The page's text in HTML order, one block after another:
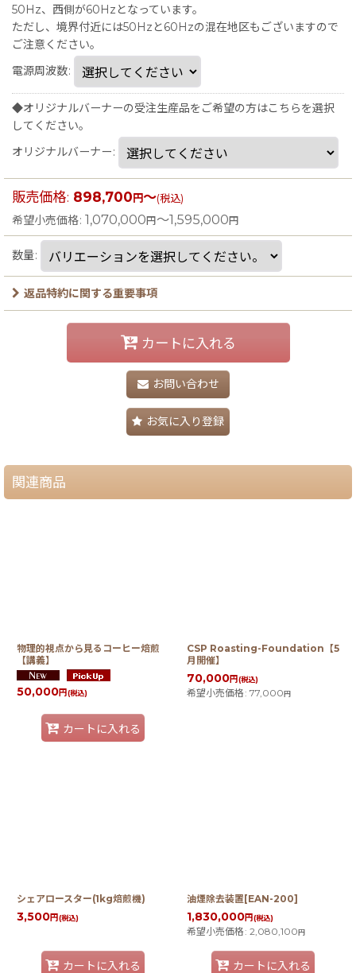
50Hz、西側が60Hzとなっています。
ただし、境界付近には50Hzと60Hzの混在地区もございますので
ご注意ください。
電源周波数:
◆オリジナルバーナーの受注生産品をご希望の方はこちらを選択
してください。
オリジナルバーナー:
販売価格: 898,700円～(税込)
希望小売価格: 1,070,000 円 ～1,595,000 円
数量:
返品特約に関する重要事項
カートに入れる
お問い合わせ
お気に入り登録
関連商品
物理的視点から見るコーヒー焙煎
【講義】
50,000円(税込)
カートに入れる
CSP Roasting-Foundation【5
月開催】
70,000円(税込)
希望小売価格: 77,000円
シェアロースター(1kg焙煎機)
3,500円(税込)
カートに入れる
油煙除去装置[EAN-200]
1,830,000円(税込)
希望小売価格: 2,080,100円
カートに入れる